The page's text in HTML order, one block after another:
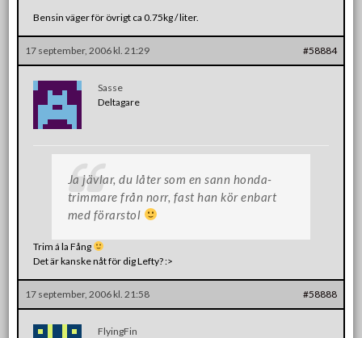
Bensin väger för övrigt ca 0.75kg / liter.
17 september, 2006 kl. 21:29 #58884
Sasse
Deltagare
Ja jävlar, du låter som en sann honda-
trimmare från norr, fast han kör enbart
med förarstol
Trim á la Fång
Det är kanske nåt för dig Lefty? :>
17 september, 2006 kl. 21:58 #58888
FlyingFin